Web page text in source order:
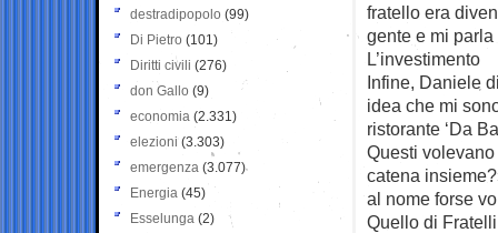
fratello era
gente e mi
L’investimento
Infine, Daniele
idea che mi
ristorante ‘Da
Questi
catena
al nome forse
Quello di
destradipopolo (99)
Di Pietro (101)
Diritti civili (276)
don Gallo (9)
economia (2.331)
elezioni (3.303)
emergenza (3.077)
Energia (45)
Esselunga (2)